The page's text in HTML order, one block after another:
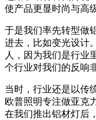
使产品更显时尚与高
于是我们率先转型做
进去，比如变光设计
人，因为我们是行业
个行业对我们的反响
当时，行业还是以传
欧普照明专注做亚克
在我们推出铝材灯后